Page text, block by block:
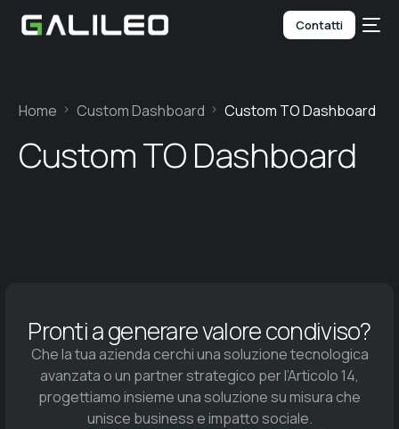
Contatti
Home Custom Dashboard Custom TO Dashboard
Custom TO Dashboard
Pronti a generare valore condiviso?
Che la tua azienda cerchi una soluzione tecnologica
avanzata o un partner strategico per l’Articolo 14,
progettiamo insieme una soluzione su misura che
unisce business e impatto sociale.